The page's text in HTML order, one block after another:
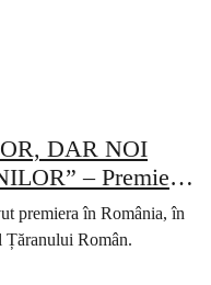
DAR NOI
– Premiera
în România
premiera în România, în
Român.